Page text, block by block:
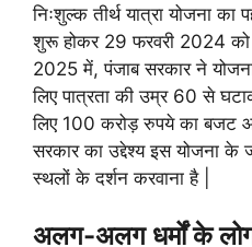
निःशुल्क तीर्थ यात्रा योजना
शुरू होकर 29 फरवरी 2024
2025 में, पंजाब सरकार ने
लिए पात्रता की उम्र 60 से
लिए 100 करोड़ रुपये का बजट
सरकार का उद्देश्य इस योजना के
स्थलों के दर्शन करवाना है |
अलग-अलग धर्मों के